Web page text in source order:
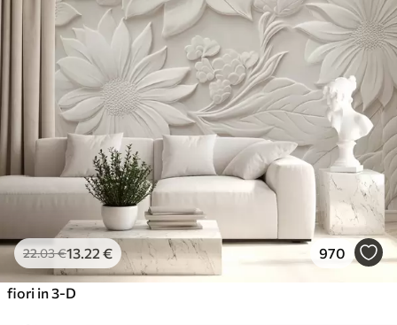
22.03€13 .22 € 970
fiori in 3-D